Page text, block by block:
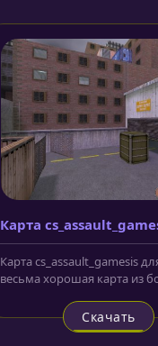
Карта
Карта cs_assault_gamesis
весьма хорошая карта из
Скачать